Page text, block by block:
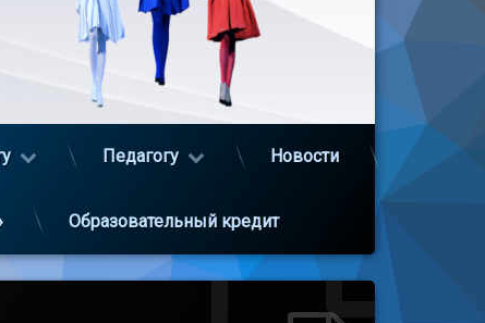
Педагогу Новости
Образовательный кредит